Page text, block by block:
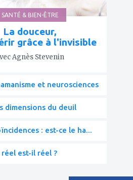
SANTÉ & BIEN-ÊTRE
La douceur,
grâce à l'invisible
Agnès Stevenin
et neurosciences
dimensions du deuil
: est-ce le ha...
réel est-il réel ?